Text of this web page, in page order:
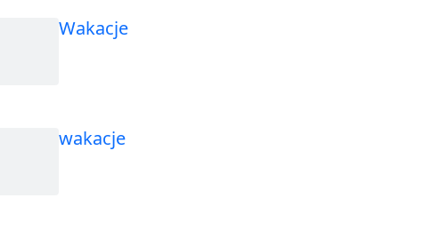
Wakacje
wakacje